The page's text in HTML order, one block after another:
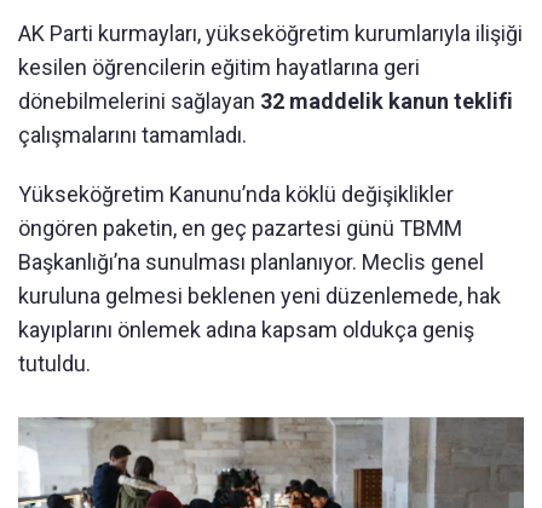
AK Parti kurmayları, yükseköğretim kurumlarıyla ilişiği
kesilen öğrencilerin eğitim hayatlarına geri
dönebilmelerini sağlayan 32 maddelik kanun teklifi
çalışmalarını tamamladı.
Yükseköğretim Kanunu’nda köklü değişiklikler
öngören paketin, en geç pazartesi günü TBMM
Başkanlığı’na sunulması planlanıyor. Meclis genel
kuruluna gelmesi beklenen yeni düzenlemede, hak
kayıplarını önlemek adına kapsam oldukça geniş
tutuldu.